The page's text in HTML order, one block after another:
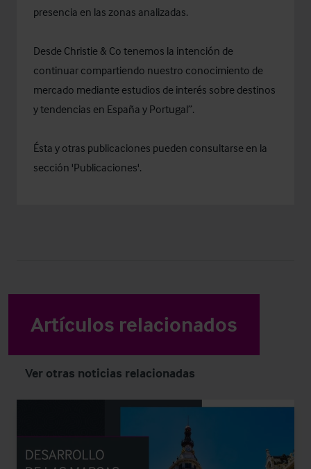
presencia en las zonas analizadas.
Desde Christie & Co tenemos la intención de
continuar compartiendo nuestro conocimiento de
mercado mediante estudios de interés sobre destinos
y tendencias en España y Portugal”.
Ésta y otras publicaciones pueden consultarse en la
sección 'Publicaciones'.
Artículos relacionados
Ver otras noticias relacionadas